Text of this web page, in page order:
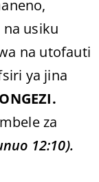
usiku
na utofauti
ya jina
za
12:10).